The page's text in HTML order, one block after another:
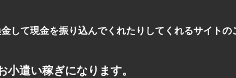
して現金を振り込んでくれたりしてくれるサイトの
小遣い稼ぎになります。